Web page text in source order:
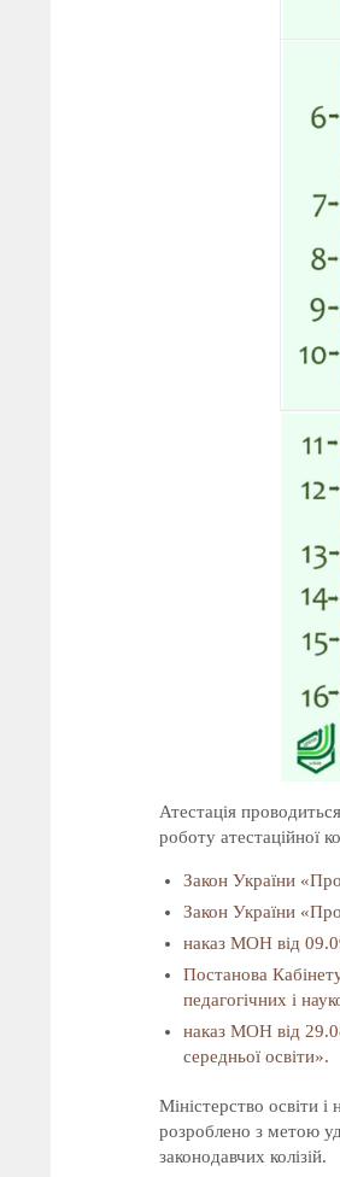
Атестація
роботу атестаційної
Закон України
Закон України
наказ МОН від
Постанова
педагогічних і
наказ МОН від
середньої освіти».
Міністерство освіти
розроблено з метою
законодавчих колізій.